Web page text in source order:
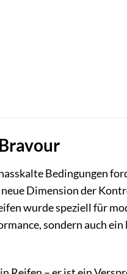
Bedingungen
neue Dimension der
wurde speziell für
sondern auch